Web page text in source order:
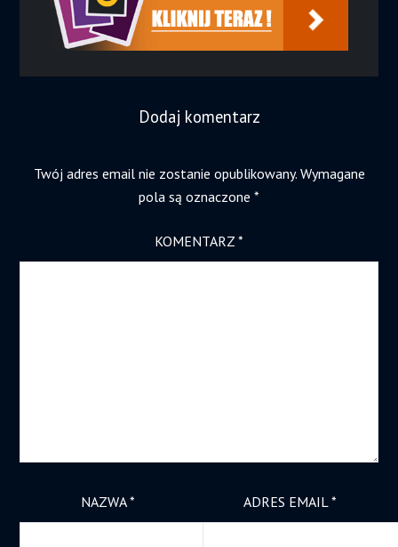
Dodaj komentarz
Twój adres email nie zostanie opublikowany. Wymagane
pola są oznaczone *
KOMENTARZ *
NAZWA* ADRES EMAIL*